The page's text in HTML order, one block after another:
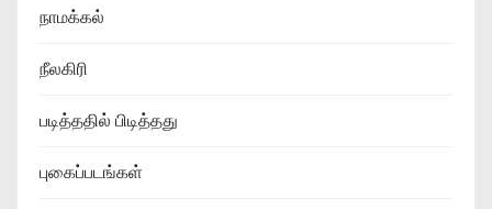
நாமக்கல்
நீலகிரி
படித்ததில் பிடித்தது
புகைப்படங்கள்